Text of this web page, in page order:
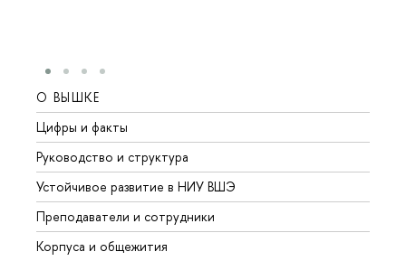
О ВЫШКЕ
Цифры и факты
Руководство и структура
Устойчивое развитие в НИУ ВШЭ
Преподаватели и сотрудники
Корпуса и общежития